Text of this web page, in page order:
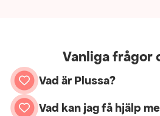
Vanliga frågor
Vad är Plussa?
Vad kan jag få hjälp